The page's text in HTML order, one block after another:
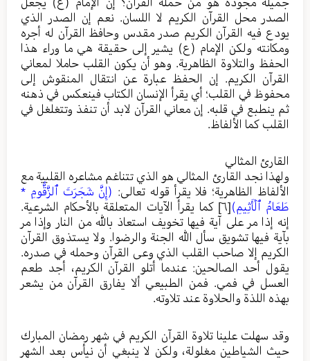
الصدر محل القرآن الكريم لا اللسان. نعم إن الصدر الذي
يودع فيه القرآن الكريم صدر مقدس وحافظ القرآن له أجره
ومكانته ولكن الإمام (ع) يشير إلى حقيقة هي ما وراء هذا
الحفظ والتلاوة الظاهرية. وهو أن يكون القلب حاملا لمعاني
القرآن الكريم. إن الحفظ عبارة عن انتقال المنقوش إلى
محفوظ في القلب؛ أي يقرأ الإنسان الكتاب فينعكس في ذهنه
ثم ينطبع في قلبه. إن معاني القرآن لابد أن تنفذ وتتغلغل في
القلب كما الألفاظ.
القارئ المثالي
ولهذا نجد القارئ المثالي هو الذي تتناغم مشاعره القلبية مع
الألفاظ الظاهرية؛ فلا يقرأ قوله تعالى: (إِنَّ شَجَرَتَ ٱلزَّقُّومِ *
طَعَامُ ٱلۡأَثِيمِ)[٦]
كما يقرأ الآيات المتعلقة بالأحكام الشرعية.
إنه إذا مر على آية فيها تخويف استعاذ بالله من النار وإذا مر
بآية فيها تشويق سأل الله الجنة والرضوا. ولا يستذوق القرآن
الكريم إلا صاحب القلب الذي وعى القرآن وحمله في صدره.
يقول أحد الصالحين: عندما أتلو القرآن الكريم، أجد طعم
العسل في فمي. فمن الطبيعي ألا يفارق القرآن من يشعر
بهذه اللذة والحلاوة عند تلاوته.
وقد سهلت علينا تلاوة القرآن الكريم في شهر رمضان المبارك
حيث الشياطين مغلولة، ولكن لا ينبغي أن نيأس بعد الشهر